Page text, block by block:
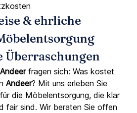
& ehrliche
Überraschungen
Andeerfragen sich: Was kostet
Andeer? Mit uns erleben Sie
die Möbelentsorgung, die klar
fair sind. Wir beraten Sie offen